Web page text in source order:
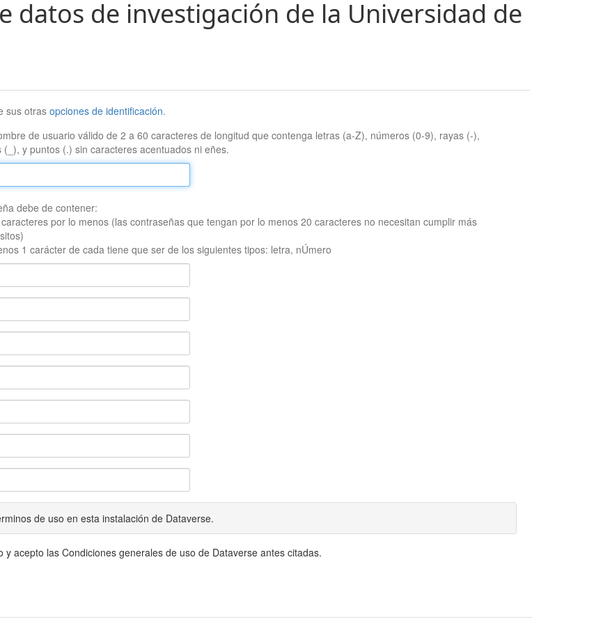
datos de investigación de la Universidad de
sus otrasopciones de identificación.
de usuario válido de 2 a 60 caracteres de longitud que contenga letras (a-Z), números (0-9), rayas (-),
(_), y puntos (.) sin caracteres acentuados ni eñes.
debe de contener:
por lo menos (las contraseñas que tengan por lo menos 20 caracteres no necesitan cumplir más
1 carácter de cada tiene que ser de los siguientes tipos: letra, nÚmero
de uso en esta instalación de Dataverse.
y acepto las Condiciones generales de uso de Dataverse antes citadas.